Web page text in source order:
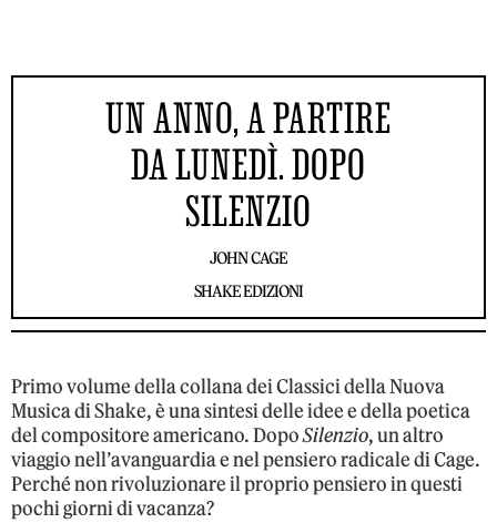
UN ANNO, A PARTIRE
DA LUNEDÌ. DOPO
SILENZIO
JOHN CAGE
SHAKE EDIZIONI
Primo volume della collana dei Classici della Nuova
Musica di Shake, è una sintesi delle idee e della poetica
del compositore americano. DopoSilenzio, un altro
viaggio nell’avanguardia e nel pensiero radicale di Cage.
Perché non rivoluzionare il proprio pensiero in questi
pochi giorni di vacanza?